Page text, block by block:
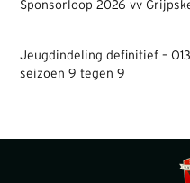
Sponsorloop 2026 vv
Jeugdindeling definitief –
seizoen 9 tegen 9